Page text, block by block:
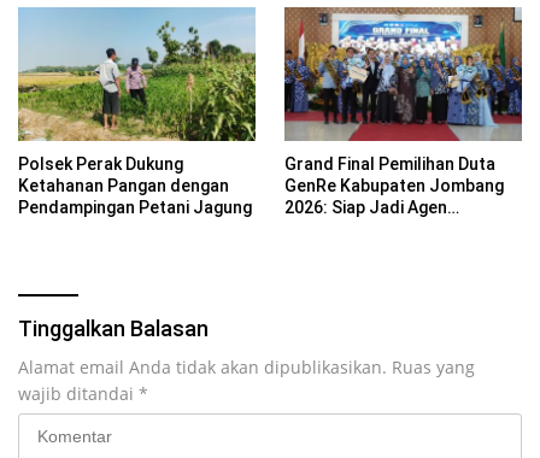
Polsek Perak Dukung
Ketahanan Pangan dengan
Pendampingan Petani Jagung
Grand Final Pemilihan Duta
GenRe Kabupaten Jombang
2026: Siap Jadi Agen
Tinggalkan Balasan
Alamat email Anda tidak akan dipublikasikan. Ruas yang
wajib ditandai *